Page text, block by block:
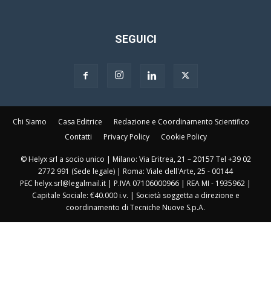
SEGUICI
Chi Siamo Casa Editrice
Redazione e Coordinamento Scientifico
Contatti
Privacy Policy Cookie Policy
© Helyx srl a socio unico | Milano: Via Eritrea, 21 – 20157 Tel +39 02
2772 991 (Sede legale) | Roma: Viale dell'Arte, 25 - 00144
PEC helyx.srl@legalmail.it | P.IVA 07106000966 | REA MI - 1935962 |
Capitale Sociale: €40.000 i.v. | Società soggetta a direzione e
coordinamento di Tecniche Nuove S.p.A.